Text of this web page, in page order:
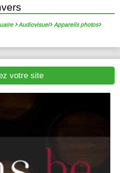
Audiovisuel Appareils photos
votre site